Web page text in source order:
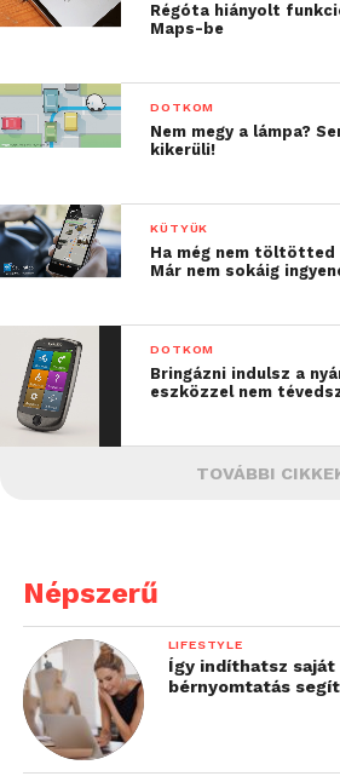
Régóta hiányolt
Maps-be
DOTKOM
Nem megy a lámpa?
kikerüli!
KÜTYÜK
Ha még nem töltötted
Már nem sokáig
DOTKOM
Bringázni indulsz a
eszközzel nem
TOVÁBBI
Népszerű
LIFESTYLE
Így indíthatsz saját
bérnyomtatás